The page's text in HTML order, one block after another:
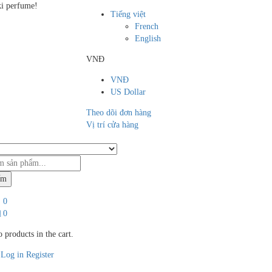
perfume!
Tiếng việt
French
English
VNĐ
VNĐ
US Dollar
Theo dõi đơn hàng
Vị trí cửa hàng
0
0
products in the cart.
Log in Register